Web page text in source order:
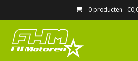
0 producten -€